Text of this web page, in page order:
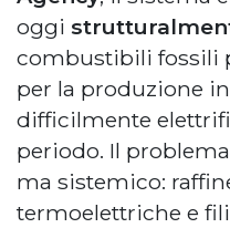
oggi
combustibili fossili
per la produzione
difficilmente
periodo. Il
ma sistemico:
termoelettriche e